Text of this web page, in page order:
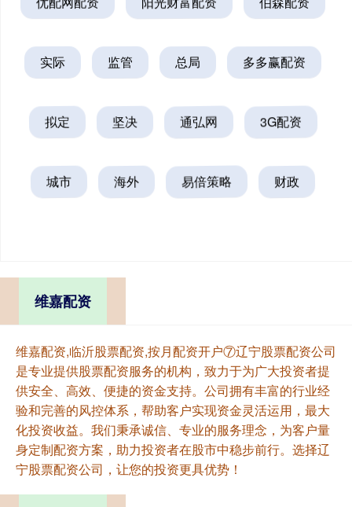
实际 监管 总局 多多赢配资
拟定 坚决 通弘网 3G配资
城市 海外 易倍策略 财政
维嘉配资
维嘉配资,临沂股票配资,按月配资开户⑦辽宁股票配资公司
是专业提供股票配资服务的机构，致力于为广大投资者提
供安全、高效、便捷的资金支持。公司拥有丰富的行业经
验和完善的风控体系，帮助客户实现资金灵活运用，最大
化投资收益。我们秉承诚信、专业的服务理念，为客户量
身定制配资方案，助力投资者在股市中稳步前行。选择辽
宁股票配资公司，让您的投资更具优势！